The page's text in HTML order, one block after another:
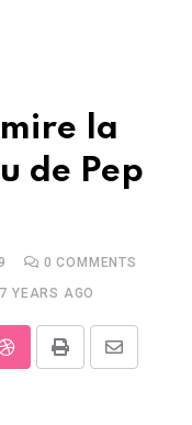
la
de Pep
0 COMMENTS
7 YEARS AGO
StumbleUpon
Print
Share